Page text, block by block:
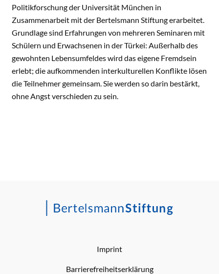
Politikforschung der Universität München in
Zusammenarbeit mit der Bertelsmann Stiftung erarbeitet.
Grundlage sind Erfahrungen von mehreren Seminaren mit
Schülern und Erwachsenen in der Türkei: Außerhalb des
gewohnten Lebensumfeldes wird das eigene Fremdsein
erlebt; die aufkommenden interkulturellen Konflikte lösen
die Teilnehmer gemeinsam. Sie werden so darin bestärkt,
ohne Angst verschieden zu sein.
Imprint
Barrierefreiheitserklärung